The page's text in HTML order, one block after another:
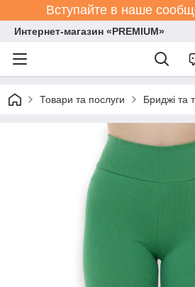
Вступайте в наше
Интернет-магазин «PREMIUM»
Товари та послуги Бриджі та